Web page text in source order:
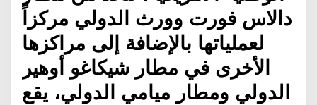
دالاس فورت وورث الدولي مركزاً
لعملياتها بالإضافة إلى مراكزها
الأخرى في مطار شيكاغو أوهير
الدولي ومطار ميامي الدولي، يقع